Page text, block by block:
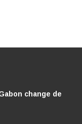
change de